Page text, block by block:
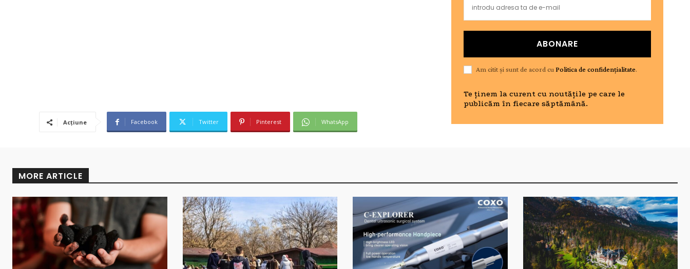
Acțiune Facebook Twitter Pinterest WhatsApp
ABONARE
Am citit și sunt de acord cuPolitica de confidențialitate.
Te ținem la curent cu noutățile pe care le
publicăm în fiecare săptămână.
MORE ARTICLE